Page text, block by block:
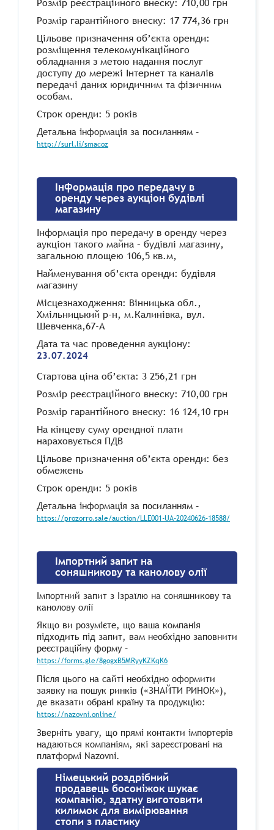
Розмір гарантійного внеску: 17 774,36 грн
Цільове призначення об’єкта оренди:
розміщення телекомунікаційного
обладнання з метою надання послуг
доступу до мережі Інтернет та каналів
передачі даних юридичним та фізичним
особам.
Строк оренди: 5 років
Детальна інформація за посиланням –
http://surl.li/smacoz
Інформація про передачу в
оренду через аукціон будівлі
магазину
Інформація про передачу в оренду через
аукціон такого майна – будівлі магазину,
загальною площею 106,5 кв.м,
Найменування об’єкта оренди: будівля
магазину
Місцезнаходження: Вінницька обл.,
Хмільницький р-н, м.Калинівка, вул.
Шевченка,67-А
Дата та час проведення аукціону:
23.07.2024
Стартова ціна об’єкта: 3 256,21 грн
Розмір реєстраційного внеску: 710,00 грн
Розмір гарантійного внеску: 16 124,10 грн
На кінцеву суму орендної плати
нараховується ПДВ
Цільове призначення об’єкта оренди: без
обмежень
Строк оренди: 5 років
Детальна інформація за посиланням –
https://prozorro.sale/auction/LLE001-UA-20240626-18588/
Імпортний запит на
соняшникову та канолову олії
Імпортний запит з Ізраїлю на соняшникову та
канолову олії
Якщо ви розумієте, що ваша компанія
підходить під запит, вам необхідно заповнити
реєстраційну форму –
https://forms.gle/8gogxB5MRyyKZKqK6
Після цього на сайті необхідно оформити
заявку на пошук ринків («ЗНАЙТИ РИНОК»),
де вказати обрані країну та продукцію:
https://nazovni.online/
Зверніть увагу, що прямі контакти імпортерів
надаються компаніям, які зареєстровані на
платформі Nazovni.
Німецький роздрібний
продавець босоніжок шукає
компанію, здатну виготовити
килимок для вимірювання
стопи з пластику